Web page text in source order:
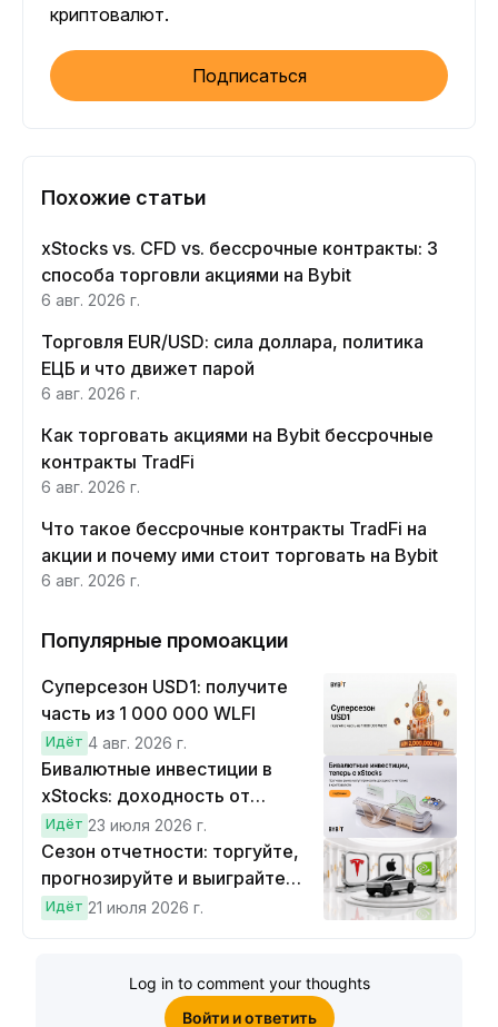
криптовалют.
Подписаться
Похожие статьи
xStocks vs. CFD vs. бессрочные контракты: 3
способа торговли акциями на Bybit
6 авг. 2026 г.
Торговля EUR/USD: сила доллара, политика
ЕЦБ и что движет парой
6 авг. 2026 г.
Как торговать акциями на Bybit бессрочные
контракты TradFi
6 авг. 2026 г.
Что такое бессрочные контракты TradFi на
акции и почему ими стоит торговать на Bybit
6 авг. 2026 г.
Популярные промоакции
Суперсезон USD1: получите
часть из 1 000 000 WLFI
Идёт 4 авг. 2026 г.
Бивалютные инвестиции в
xStocks: доходность от
прогнозов
Идёт 23 июля 2026 г.
Сезон отчетности: торгуйте,
прогнозируйте и выиграйте
Cybertruck!
Идёт 21 июля 2026 г.
Log in to comment your thoughts
Войти и ответить